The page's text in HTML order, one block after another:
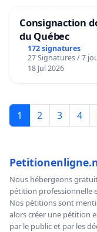
Consignaction
du Québec
172 signatures
27 Signatures / 7
18 Jul 2026
1 2 3 4
Nous hébergeons
pétition professionnelle
Nos pétitions sont
alors créer une pétition
par le public et par les